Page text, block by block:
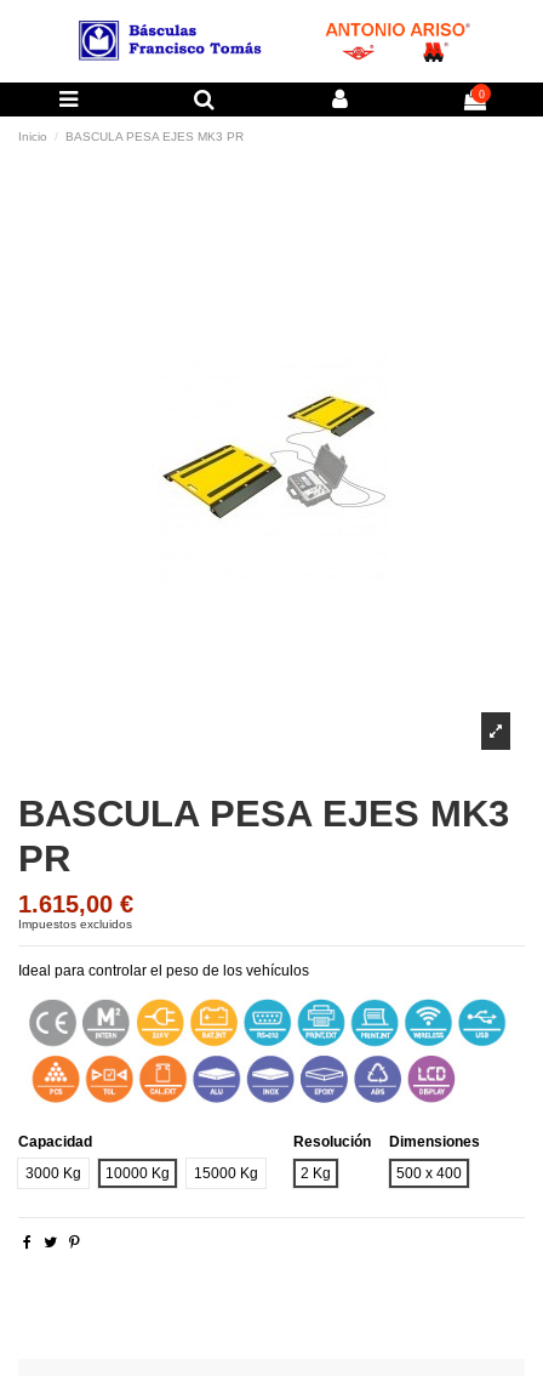
0
Inicio BASCULA PESA EJES MK3 PR
BASCULA PESA EJES MK3
PR
1.615,00 €
Impuestos excluidos
Ideal para controlar el peso de los vehículos
Capacidad
3000 Kg
10000 Kg 15000 Kg
Resolución
2 Kg
Dimensiones
500 x 400